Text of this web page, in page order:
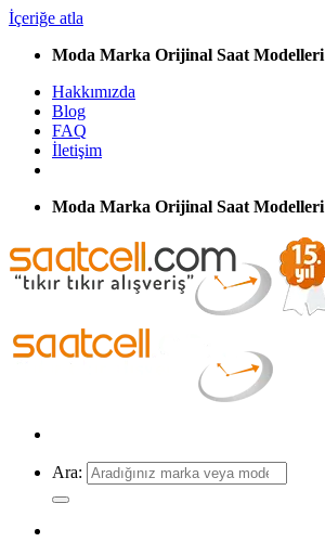
İçeriğe atla
Moda Marka Orijinal Saat Modelleri
Hakkımızda
Blog
FAQ
İletişim
Moda Marka Orijinal Saat Modelleri
Ara: